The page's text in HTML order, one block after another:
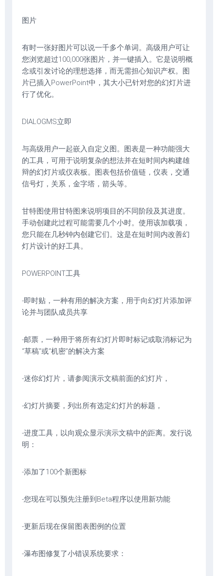
图片
有时一张好图片可以说一千多个单词。高级用户可让
您浏览超过100,000张图片，并一键插入。它是说明概
念或引发讨论的理想选择，而无需担心知识产权。图
片已插入PowerPoint中，其大小已针对您的幻灯片进
行了优化。
DIALOGMS立即
与高级用户一起嵌入自定义图。图表是一种功能强大
的工具，可用于说明复杂的想法并在短时间内构建雄
辩的幻灯片或仪表板。图表包括价值链，仪表，交通
信号灯，关系，金字塔，箭头等。
甘特图使用甘特图来说明项目的不同阶段及其进度。
手动创建此过程可能需要几个小时。使用该加载项，
您只能在几秒钟内创建它们。这是在短时间内改善幻
灯片设计的好工具。
POWERPOINT工具
-即时贴，一种有用的解决方案，用于向幻灯片添加评
论并与团队成员共享
-邮票，一种用于将所有幻灯片即时标记或取消标记为
“草稿”或“机密”的解决方案
-迷你幻灯片，请参阅演示文稿前面的幻灯片，
-幻灯片摘要，列出所有选定幻灯片的标题，
-进度工具，以向观众显示演示文稿中的距离。发行说
明：
-添加了100个新图标
-您现在可以预先注册到Beta程序以使用新功能
-更新后现在保留图表图例的位置
-瀑布图修复了小错误系统要求：